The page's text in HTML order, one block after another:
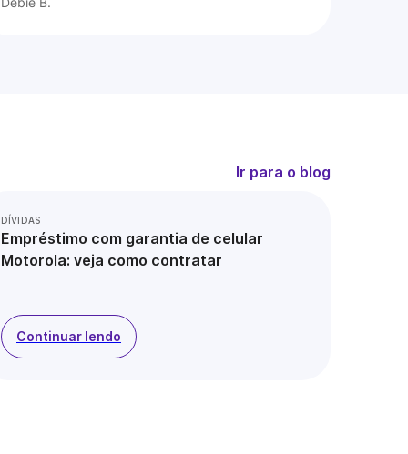
Ir para o blog
DÍVIDAS
Empréstimo com garantia de celular
Motorola: veja como contratar
Continuar lendo